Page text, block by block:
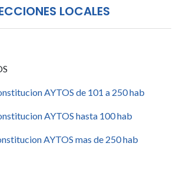
LOCALES
AYTOS de 101 a 250 hab
AYTOS hasta 100 hab
AYTOS mas de 250 hab